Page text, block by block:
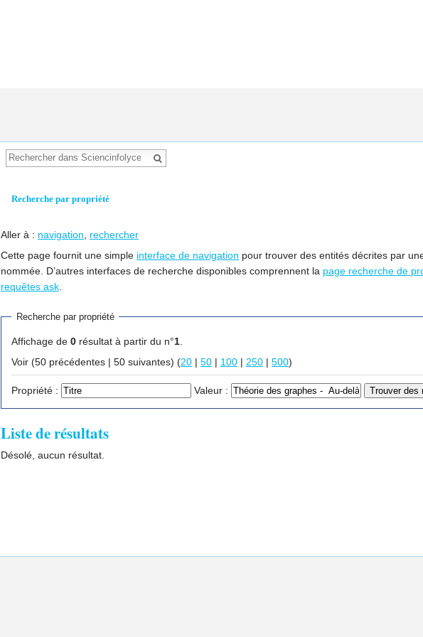
Recherche par propriété
Aller à : navigation
rechercher
Cette page fournit une simple interface de navigation pour trouver des entités décrites par
nommée. D’autres interfaces de recherche disponibles comprennent la page recherche de
requêtes ask
Recherche par propriété
Affichage de 0 résultat à partir du n°1.
Voir (50 précédentes | 50 suivantes) (20 | 50 | 100 | 250 | 500)
Propriété : Valeur :
Liste de résultats
Désolé, aucun résultat.